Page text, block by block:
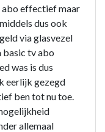
effectief maar
dus ook
via glasvezel
basic tv abo
was is dus
eerlijk gezegd
ben tot nu toe.
allemaal